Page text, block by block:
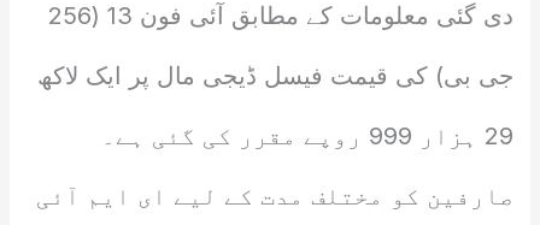
دی گئی معلومات کے مطابق آئی فون 13 (256
جی بی) کی قیمت فیسل ڈیجی مال پر ایک لاکھ
29 ہزار 999 روپے مقرر کی گئی ہے۔
صارفین کو مختلف مدت کے لیے ای ایم آئی